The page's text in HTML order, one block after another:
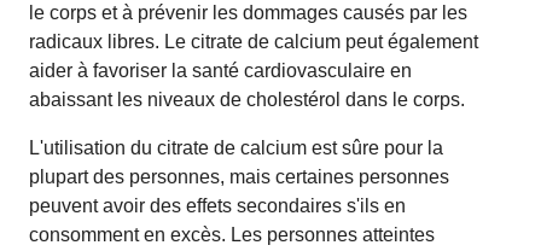
le corps et à prévenir les dommages causés par les
radicaux libres. Le citrate de calcium peut également
aider à favoriser la santé cardiovasculaire en
abaissant les niveaux de cholestérol dans le corps.
L'utilisation du citrate de calcium est sûre pour la
plupart des personnes, mais certaines personnes
peuvent avoir des effets secondaires s'ils en
consomment en excès. Les personnes atteintes